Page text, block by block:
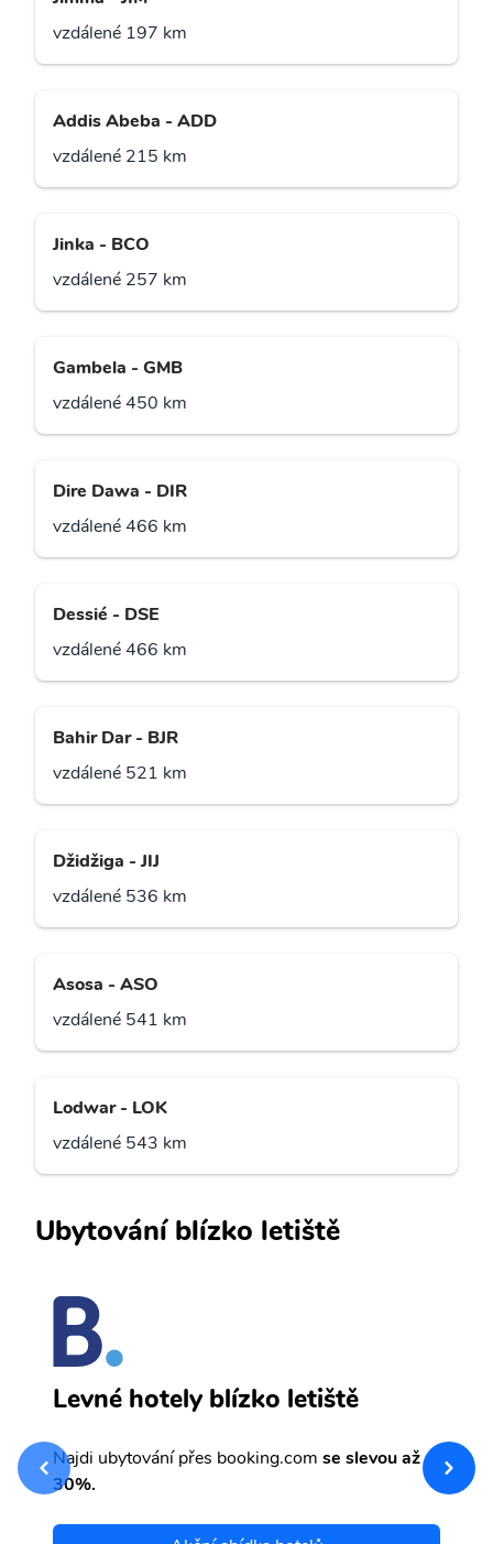
vzdálené 197 km
Addis Abeba - ADD
vzdálené 215 km
Jinka - BCO
vzdálené 257 km
Gambela - GMB
vzdálené 450 km
Dire Dawa - DIR
vzdálené 466 km
Dessié - DSE
vzdálené 466 km
Bahir Dar - BJR
vzdálené 521 km
Džidžiga - JIJ
vzdálené 536 km
Asosa - ASO
vzdálené 541 km
Lodwar - LOK
vzdálené 543 km
Ubytování blízko letiště
Levné hotely blízko letiště
Najdi ubytování přes booking.com se slevou až
30%.